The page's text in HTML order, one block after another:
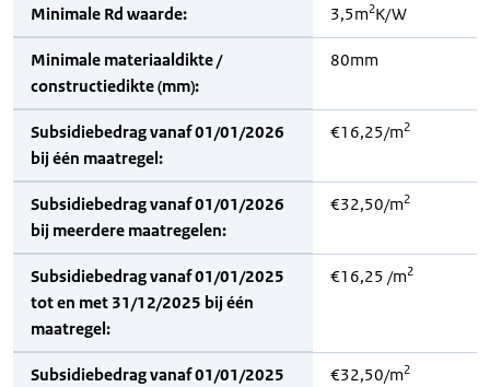
Minimale Rd waarde: 3,5m2K/W
Minimale materiaaldikte /
constructiedikte (mm):
80mm
Subsidiebedrag vanaf 01/01/2026
bij één maatregel:
€16,25/m2
Subsidiebedrag vanaf 01/01/2026
bij meerdere maatregelen:
€32,50/m2
Subsidiebedrag vanaf 01/01/2025
tot en met 31/12/2025 bij één
maatregel:
€16,25 /m2
Subsidiebedrag vanaf 01/01/2025
€32,50/m2